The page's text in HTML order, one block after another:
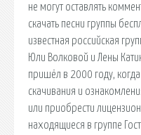
не могут оставлять
скачать песни группы
известная российская
Юли Волковой и Лены
пришёл в 2000 году,
скачивания и
или приобрести
находящиеся в группе